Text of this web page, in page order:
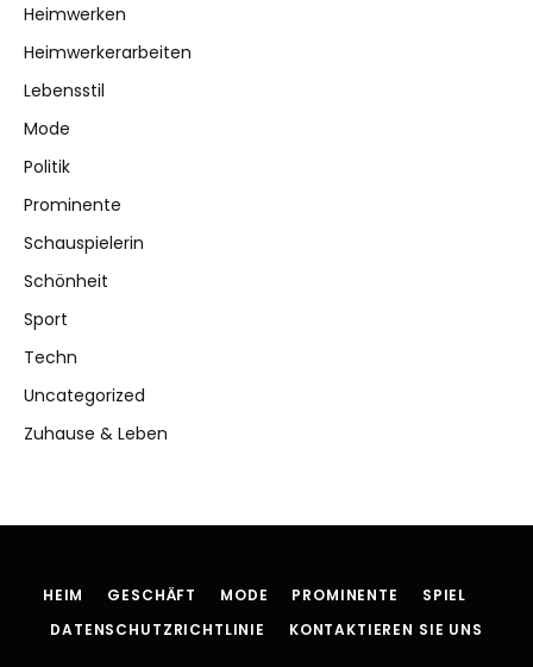
Heimwerken
Heimwerkerarbeiten
Lebensstil
Mode
Politik
Prominente
Schauspielerin
Schönheit
Sport
Techn
Uncategorized
Zuhause & Leben
HEIM GESCHÄFT MODE PROMINENTE
SPIEL
DATENSCHUTZRICHTLINIE
KONTAKTIEREN SIE UNS